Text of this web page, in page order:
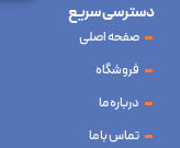
دسترسی سریع
صفحه اصلی
فروشگاه
درباره ما
تماس با ما